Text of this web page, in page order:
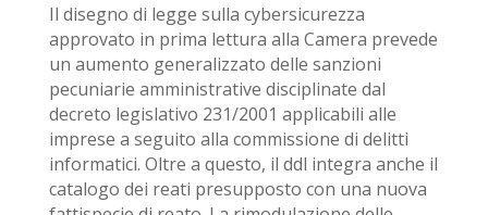
Il disegno di legge sulla cybersicurezza
approvato in prima lettura alla Camera prevede
un aumento generalizzato delle sanzioni
pecuniarie amministrative disciplinate dal
decreto legislativo 231/2001 applicabili alle
imprese a seguito alla commissione di delitti
informatici. Oltre a questo, il ddl integra anche il
catalogo dei reati presupposto con una nuova